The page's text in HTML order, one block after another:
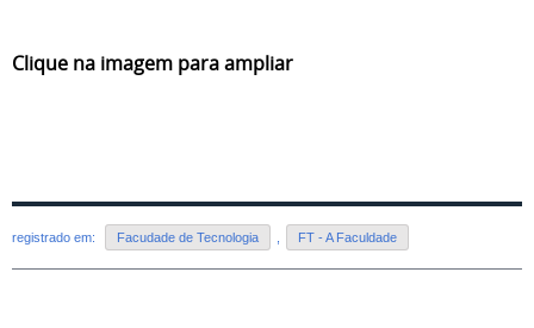
Clique na imagem para ampliar
registrado em: Facudade de Tecnologia FT - A Faculdade